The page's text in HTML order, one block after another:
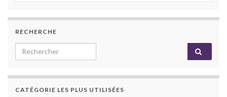
RECHERCHE
Search for:
CATÉGORIE LES PLUS UTILISÉES